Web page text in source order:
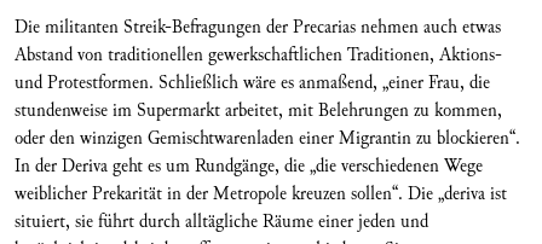
Die militanten Streik-Befragungen der Precarias nehmen auch etwas
Abstand von traditionellen gewerkschaftlichen Traditionen, Aktions-
und Protestformen. Schließlich wäre es anmaßend, „einer Frau, die
stundenweise im Supermarkt arbeitet, mit Belehrungen zu kommen,
oder den winzigen Gemischtwarenladen einer Migrantin zu blockieren“.
In der Deriva geht es um Rundgänge, die „die verschiedenen Wege
weiblicher Prekarität in der Metropole kreuzen sollen“. Die „deriva ist
situiert, sie führt durch alltägliche Räume einer jeden und